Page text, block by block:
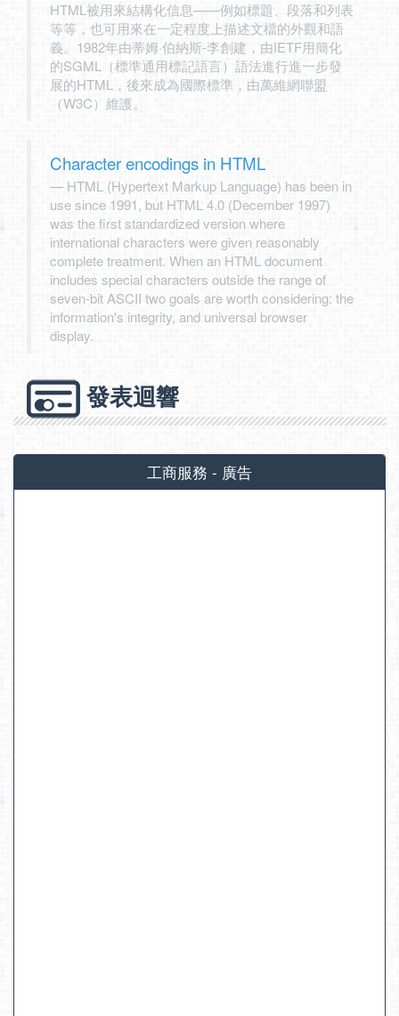
HTML被用來結構化信息——例如標題、段落和列表
等等，也可用來在一定程度上描述文檔的外觀和語
義。1982年由蒂姆·伯納斯-李創建，由IETF用簡化
的SGML（標準通用標記語言）語法進行進一步發
展的HTML，後來成為國際標準，由萬維網聯盟
（W3C）維護。
Character encodings in HTML
HTML (Hypertext Markup Language) has been in
use since 1991, but HTML 4.0 (December 1997)
was the first standardized version where
international characters were given reasonably
complete treatment. When an HTML document
includes special characters outside the range of
seven-bit ASCII two goals are worth considering: the
information's integrity, and universal browser
display.
發表迴響
工商服務 - 廣告